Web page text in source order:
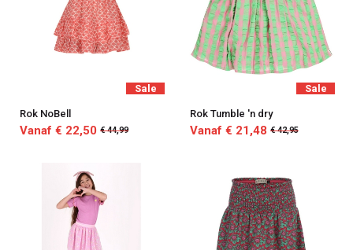
Sale
Rok NoBell
Vanaf € 22,50 € 44,99
Sale
Rok Tumble 'n dry
Vanaf € 21,48 € 42,95